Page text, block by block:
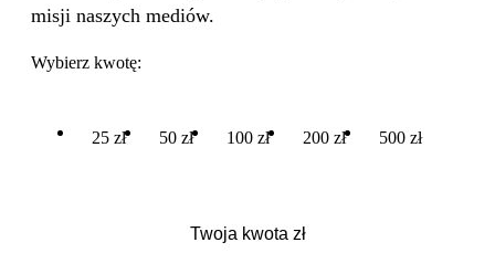
misji naszych mediów.
Wybierz kwotę:
25 zł 50 zł 100 zł 200 zł 500 zł